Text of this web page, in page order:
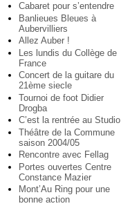
Cabaret pour s’entendre
Banlieues Bleues à
Aubervilliers
Allez Auber !
Les lundis du Collège de
France
Concert de la guitare du
21ème siecle
Tournoi de foot Didier
Drogba
C’est la rentrée au Studio
Théâtre de la Commune
saison 2004/05
Rencontre avec Fellag
Portes ouvertes Centre
Constance Mazier
Mont’Au Ring pour une
bonne action